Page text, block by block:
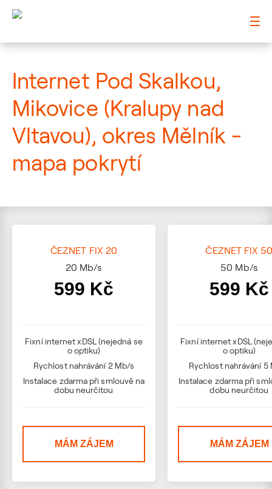
Internet Pod Skalkou,
Mikovice (Kralupy nad
Vltavou), okres Mělník -
mapa pokrytí
ČEZNET FIX 20
20 Mb/s
599 Kč
Fixní internet xDSL (nejedná se
o optiku)
Rychlost nahrávání 2 Mb/s
Instalace zdarma při smlouvě na
dobu neurčitou
MÁM ZÁJEM
ČEZNET FIX
50 Mb/s
599 Kč
Fixní internet xDSL
o optiku)
Rychlost nahrávání 5
Instalace zdarma při
dobu neurčitou
MÁM ZÁJEM
: Mapa pokrytí ulice